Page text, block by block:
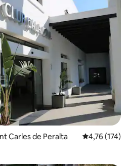
Carles de Peralta Prosječna
4,76 (174)